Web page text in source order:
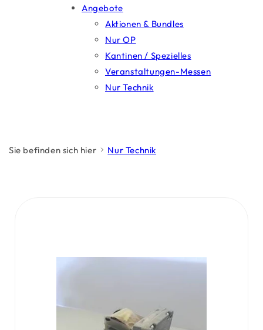
Angebote
Aktionen & Bundles
Nur OP
Kantinen / Spezielles
Veranstaltungen-Messen
Nur Technik
Sie befinden sich hier Nur Technik